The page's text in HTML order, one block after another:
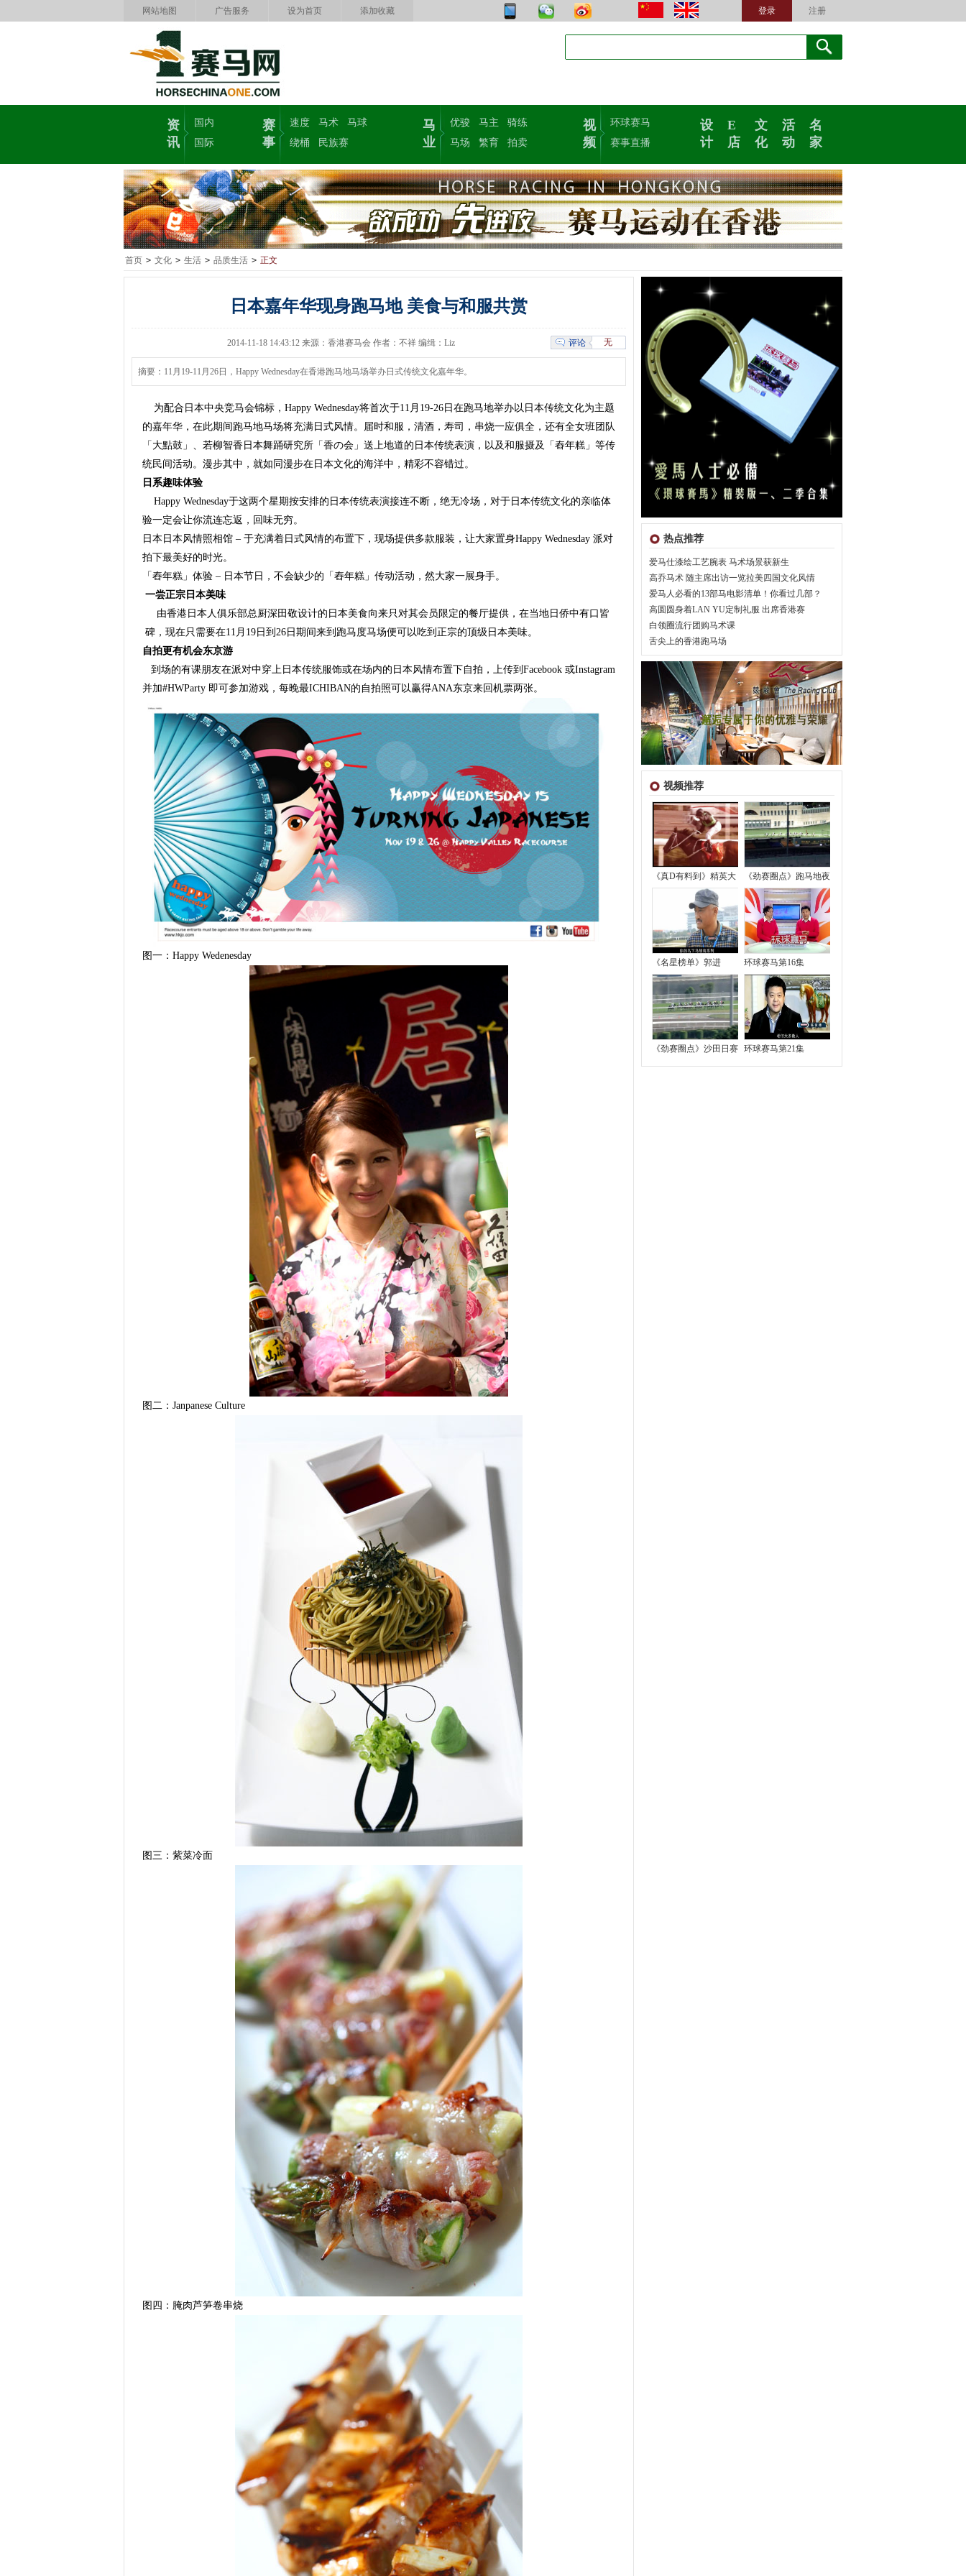
注册
登录
网站地图 广告服务 设为首页 添加收藏
资
讯
国内
国际
赛
事
速度 马术
马球
绕桶
民族赛
马
业
优骏 马主
骑练
马场
繁育 拍卖
视
频
环球赛马
赛事直播
设
计
E
店
文
化
活
动
名
家
首页 > 文化 > 生活 > 品质生活 > 正文
热点推荐
爱马仕漆绘工艺腕表 马术场景获新生
高乔马术 随主席出访一览拉美四国文化风情
爱马人必看的13部马电影清单！你看过几部？
高圆圆身着LAN YU定制礼服 出席香港赛
白领圈流行团购马术课
舌尖上的香港跑马场
视频推荐
《真D有料到》精英大 《劲赛圈点》跑马地夜
《名星榜单》郭进 环球赛马第16集
《劲赛圈点》沙田日赛 环球赛马第21集
日本嘉年华现身跑马地 美食与和服共赏
评论 无
2014-11-18 14:43:12 来源：香港赛马会 作者：不祥 编缉：Liz
摘要：11月19-11月26日，Happy Wednesday在香港跑马地马场举办日式传统文化嘉年华。
为配合日本中央竞马会锦标，Happy Wednesday将首次于11月19-26日在跑马地举办以日本传统文化为主题
的嘉年华，在此期间跑马地马场将充满日式风情。届时和服，清酒，寿司，串烧一应俱全，还有全女班团队
「大點鼓」、若柳智香日本舞踊研究所「香の会」送上地道的日本传统表演，以及和服摄及「舂年糕」等传
统民间活动。漫步其中，就如同漫步在日本文化的海洋中，精彩不容错过。
日系趣味体验
Happy Wednesday于这两个星期按安排的日本传统表演接连不断，绝无冷场，对于日本传统文化的亲临体
验一定会让你流连忘返，回味无穷。
日本日本风情照相馆 – 于充满着日式风情的布置下，现场提供多款服装，让大家置身Happy Wednesday 派对
拍下最美好的时光。
「舂年糕」体验 – 日本节日，不会缺少的「舂年糕」传动活动，然大家一展身手。
一尝正宗日本美味
由香港日本人俱乐部总厨深田敬设计的日本美食向来只对其会员限定的餐厅提供，在当地日侨中有口皆
碑，现在只需要在11月19日到26日期间来到跑马度马场便可以吃到正宗的顶级日本美味。
自拍更有机会东京游
到场的有课朋友在派对中穿上日本传统服饰或在场内的日本风情布置下自拍，上传到Facebook 或Instagram
并加#HWParty 即可参加游戏，每晚最ICHIBAN的自拍照可以赢得ANA东京来回机票两张。
图一：Happy Wedenesday
图二：Janpanese Culture
图三：紫菜冷面
图四：腌肉芦笋卷串烧